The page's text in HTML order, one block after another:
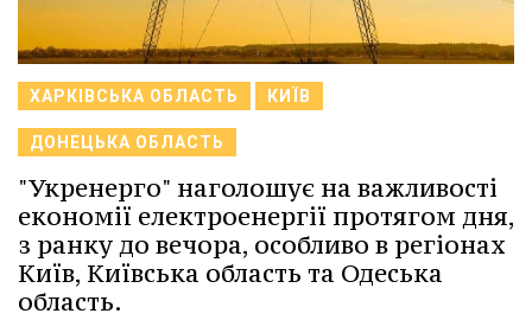
ХАРКІВСЬКА ОБЛАСТЬ КИЇВ
ДОНЕЦЬКА ОБЛАСТЬ
"Укренерго" наголошує на важливості
економії електроенергії протягом дня,
з ранку до вечора, особливо в регіонах
Київ, Київська область та Одеська
область.